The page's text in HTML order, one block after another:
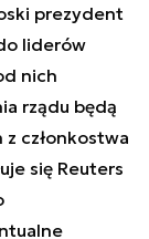
prezydent
liderów
nich
rządu będą
członkostwa
się Reuters